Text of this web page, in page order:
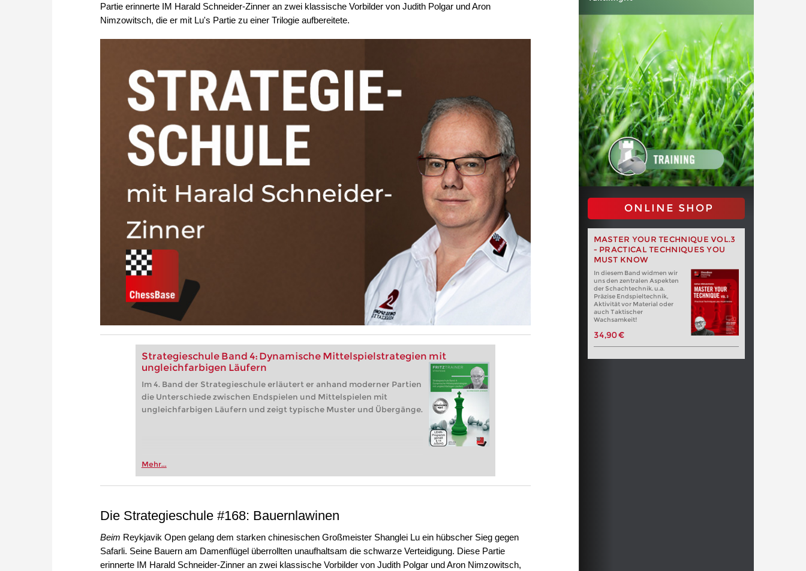
Partie erinnerte IM Harald Schneider-Zinner an zwei klassische Vorbilder von Judith Polgar und Aron
Nimzowitsch, die er mit Lu's Partie zu einer Trilogie aufbereitete.
Strategieschule Band 4: Dynamische Mittelspielstrategien mit
ungleichfarbigen Läufern
Im 4. Band der Strategieschule erläutert er anhand moderner Partien
die Unterschiede zwischen Endspielen und Mittelspielen mit
ungleichfarbigen Läufern und zeigt typische Muster und Übergänge.
Mehr...
ONLINE SHOP
MASTER YOUR TECHNIQUE VOL.3
- PRACTICAL TECHNIQUES YOU
MUST KNOW
In diesem Band widmen wir
uns den zentralen Aspekten
der Schachtechnik. u.a.
Präzise Endspieltechnik,
Aktivität vor Material oder
auch Taktischer
Wachsamkeit!
34,90 €
Die Strategieschule #168: Bauernlawinen
Beim Reykjavik Open gelang dem starken chinesischen Großmeister Shanglei Lu ein hübscher Sieg gegen
Safarli. Seine Bauern am Damenflügel überrollten unaufhaltsam die schwarze Verteidigung. Diese Partie
erinnerte IM Harald Schneider-Zinner an zwei klassische Vorbilder von Judith Polgar und Aron Nimzowitsch,